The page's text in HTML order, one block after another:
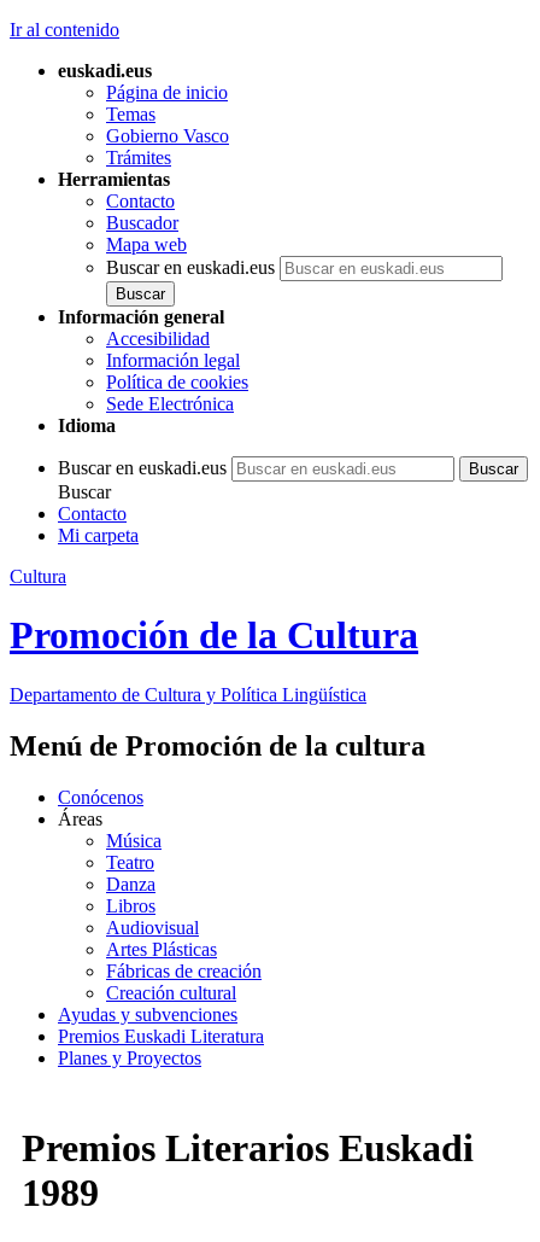
Ir al contenido
euskadi.eus
Página de inicio
Temas
Gobierno Vasco
Trámites
Herramientas
Contacto
Buscador
Mapa web
Buscar en euskadi.eus
Información general
Accesibilidad
Información legal
Política de cookies
Sede Electrónica
Idioma
Buscar en euskadi.eus
Buscar
Contacto
Mi carpeta
Cultura
Promoción de la Cultura
Departamento de Cultura y Política Lingüística
Menú de Promoción de la cultura
Conócenos
Áreas
Música
Teatro
Danza
Libros
Audiovisual
Artes Plásticas
Fábricas de creación
Creación cultural
Ayudas y subvenciones
Premios Euskadi Literatura
Planes y Proyectos
Premios Literarios Euskadi
1989